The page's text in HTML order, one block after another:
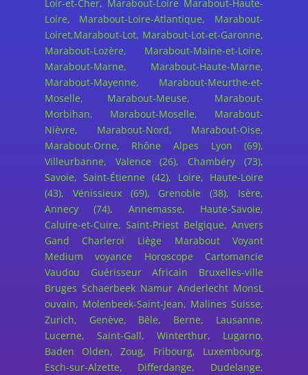
Loir-et-Cher, Marabout-Loire Marabout-Haute-
Loire, Marabout-Loire-Atlantique, Marabout-
Loiret,Marabout-Lot, Marabout-Lot-et-Garonne,
Marabout-Lozère, Marabout-Maine-et-Loire,
Marabout-Marne, Marabout-Haute-Marne,
Marabout-Mayenne, Marabout-Meurthe-et-
Moselle, Marabout-Meuse, Marabout-
Morbihan, Marabout-Moselle, Marabout-
Nièvre, Marabout-Nord, Marabout-Oise,
Marabout-Orne, Rhône Alpes Lyon (69),
Villeurbanne, Valence (26), Chambéry (73),
Savoie, Saint-Étienne (42), Loire, Haute-Loire
(43), Vénissieux (69), Grenoble (38), Isère,
Annecy (74), Annemasse, Haute-Savoie,
Caluire-et-Cuire, Saint-Priest Belgique, Anvers
Gand Charleroi Liège Marabout Voyant
Medium voyance Horoscope Cartomancie
Vaudou Guérisseur Africain Bruxelles-ville
Bruges Schaerbeek Namur Anderlecht MonsL
ouvain, Molenbeek-Saint-Jean, Malines Suisse,
Zurich, Genève, Bêle, Berne, Lausanne,
Lucerne, Saint-Gall, Winterthur, Lugarno,
Baden Olden, Zoug, Fribourg, Luxembourg,
Esch-sur-Alzette, Differdange, Dudelange,